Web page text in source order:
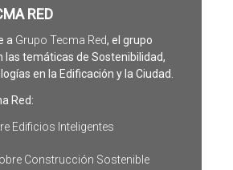
RED
a Grupo Tecma Red, el grupo
las temáticas de Sostenibilidad,
en la Edificación y la Ciudad.
Red:
Edificios Inteligentes
Construcción Sostenible